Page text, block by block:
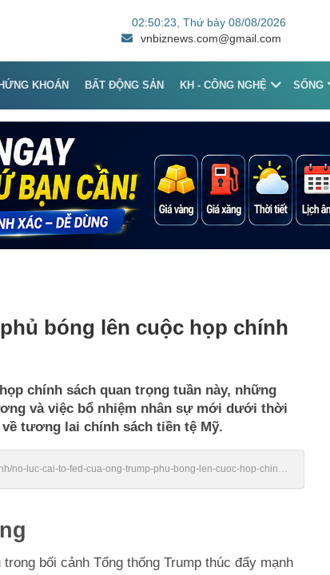
02:50:23 , Thứ bảy 08/08/2026
vnbiznews.com@gmail.com
KHOÁN BẤT ĐỘNG SẢN KH - CÔNG NGHỆ SỐNG
bóng lên cuộc họp chính
chính sách quan trọng tuần này, những
và việc bổ nhiệm nhân sự mới dưới thời
tương lai chính sách tiền tệ Mỹ.
no-luc-cai-to-fed-cua-ong-trump-phu-bong-len-cuoc-hop-chinh-
bối cảnh Tổng thống Trump thúc đẩy mạnh